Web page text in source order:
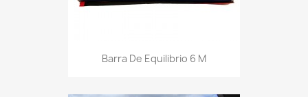
Barra De Equilibrio 6 M